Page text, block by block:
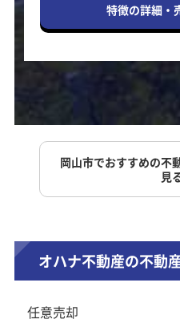
特徴の詳細・
岡山市でおすすめの不
見
オハナ不動産の不動
任意売却